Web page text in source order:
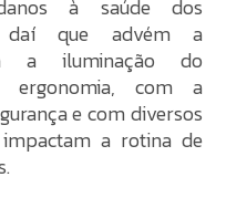
à saúde dos
daí que advém a
a iluminação do
ergonomia, com a
e com diversos
a rotina de